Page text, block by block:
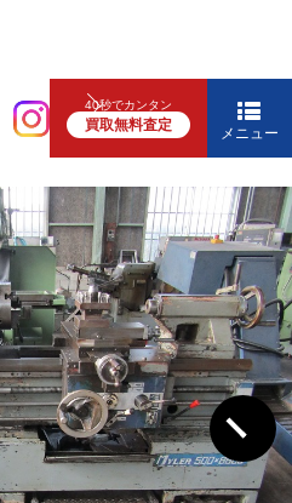
40秒でカンタン
買取無料査定 メニュー